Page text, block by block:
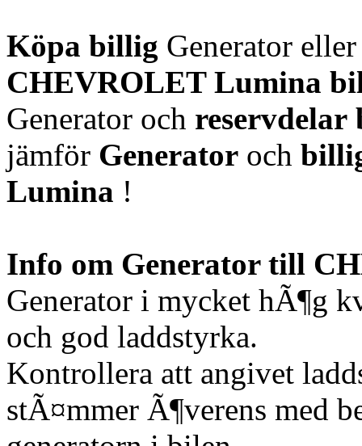
Köpa billig Generator
CHEVROLET Lumina
Generator och reservdelar
jämför Generator och
Lumina !
Info om Generator till
Generator i mycket hÃ¶g
och god laddstyrka.
Kontrollera att angivet
stÃ¤mmer Ã¶verens med